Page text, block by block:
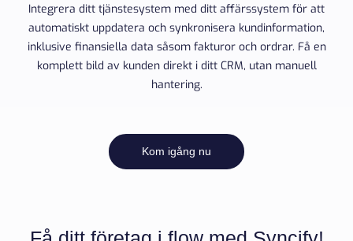
Integrera ditt tjänstesystem med ditt affärssystem för att
automatiskt uppdatera och synkronisera kundinformation,
inklusive finansiella data såsom fakturor och ordrar. Få en
komplett bild av kunden direkt i ditt CRM, utan manuell
hantering.
Kom igång nu